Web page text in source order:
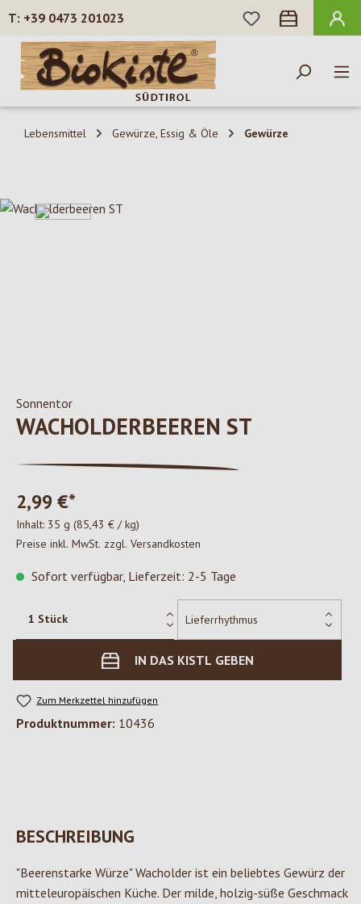
Zum Hauptinhalt springen
+39 0473 201023
DU HAST 0
Lebensmittel Gewürze, Essig & Öle Gewürze
Bildergalerie überspringen
Sonnentor
WACHOLDERBEEREN ST
2,99 €*
Inhalt: 35 g (85,43 € / kg)
Preise inkl. MwSt. zzgl. Versandkosten
Sofort verfügbar, Lieferzeit: 2-5 Tage
IN DAS KISTL GEBEN
Zum Merkzettel hinzufügen
Produktnummer: 10436
BESCHREIBUNG
"Beerenstarke Würze" Wacholder ist ein beliebtes Gewürz der
mitteleuropäischen Küche. Der milde, holzig-süße Geschmack